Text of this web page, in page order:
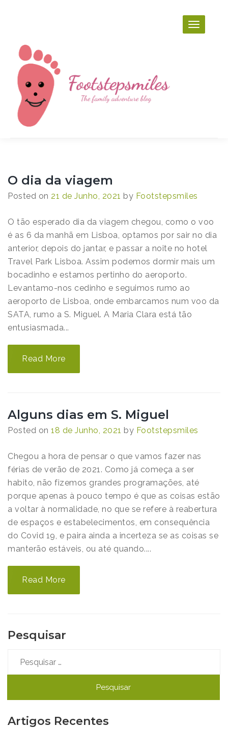
O dia da viagem
Posted on 21 de Junho, 2021 by Footstepsmiles
O tão esperado dia da viagem chegou, como o voo
é as 6 da manhã em Lisboa, optamos por sair no dia
anterior, depois do jantar, e passar a noite no hotel
Travel Park Lisboa. Assim podemos dormir mais um
bocadinho e estamos pertinho do aeroporto.
Levantamo-nos cedinho e seguimos rumo ao
aeroporto de Lisboa, onde embarcamos num voo da
SATA, rumo a S. Miguel. A Maria Clara está tão
entusiasmada...
Read More
Alguns dias em S. Miguel
Posted on 18 de Junho, 2021 by Footstepsmiles
Chegou a hora de pensar o que vamos fazer nas
férias de verão de 2021. Como já começa a ser
habito, não fizemos grandes programações, até
porque apenas à pouco tempo é que as coisas estão
a voltar à normalidade, no que se refere à reabertura
de espaços e estabelecimentos, em consequência
do Covid 19, e paira ainda a incerteza se as coisas se
manterão estáveis, ou até quando....
Read More
Pesquisar
Artigos Recentes